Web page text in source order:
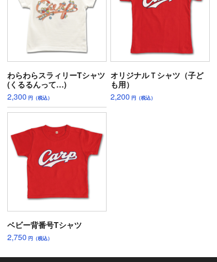
わらわらスラィリーTシャツ
(くるるんって…)
2,300 円（税込）
オリジナルＴシャツ（子ど
も用）
2,200 円（税込）
ベビー背番号Tシャツ
2,750 円（税込）